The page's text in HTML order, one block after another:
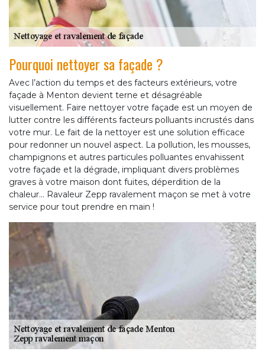
Pourquoi nettoyer sa façade ?
Avec l’action du temps et des facteurs extérieurs, votre
façade à Menton devient terne et désagréable
visuellement. Faire nettoyer votre façade est un moyen de
lutter contre les différents facteurs polluants incrustés dans
votre mur. Le fait de la nettoyer est une solution efficace
pour redonner un nouvel aspect. La pollution, les mousses,
champignons et autres particules polluantes envahissent
votre façade et la dégrade, impliquant divers problèmes
graves à votre maison dont fuites, déperdition de la
chaleur... Ravaleur Zepp ravalement maçon se met à votre
service pour tout prendre en main !